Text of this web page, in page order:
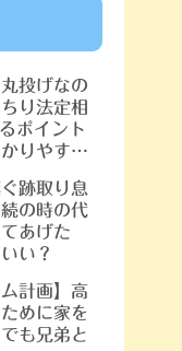
投げなの
り法定相
ポイント
りやすく
跡取り息
の時の代
あげた
い？
ム計画】高
めに家を
も兄弟と